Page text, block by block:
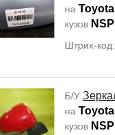
на
кузов
Штрих-
Б/У
на
кузов